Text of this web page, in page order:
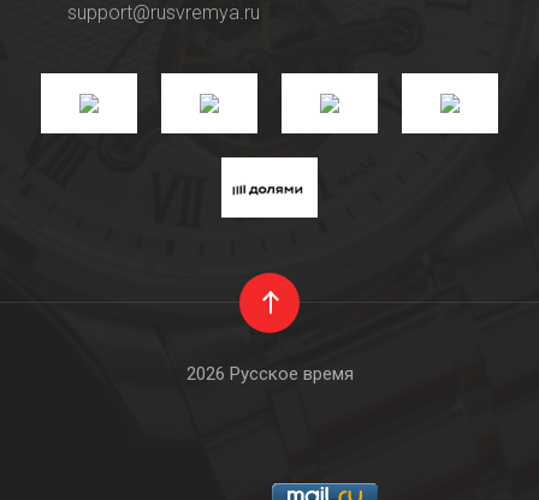
support@rusvremya.ru
2026 Русское время